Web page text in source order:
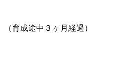
（育成途中３ヶ月経過）